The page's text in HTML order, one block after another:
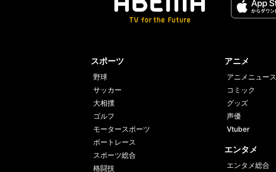
スポーツ
野球
サッカー
大相撲
ゴルフ
モータースポーツ
ボートレース
スポーツ総合
格闘技
アニメ
アニメニュース
コミック
グッズ
声優
Vtuber
エンタメ
エンタメ総合